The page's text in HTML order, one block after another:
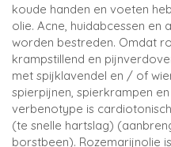
koude handen en voeten
olie. Acne, huidabcessen en
worden bestreden. Omdat
krampstillend en
met spijklavendel en / of
spierpijnen, spierkrampen
verbenotype is
(te snelle hartslag)
borstbeen). Rozemarijnolie